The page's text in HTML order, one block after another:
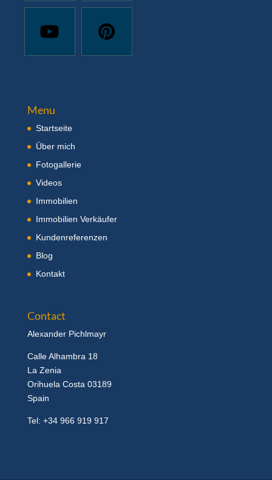
Menu
Startseite
Über mich
Fotogallerie
Videos
Immobilien
Immobilien Verkäufer
Kundenreferenzen
Blog
Kontakt
Contact
Alexander Pichlmayr
Calle Alhambra 18
La Zenia
Orihuela Costa 03189
Spain
Tel: +34 966 919 917